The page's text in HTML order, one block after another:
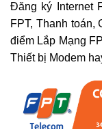
Đăng ký Internet
FPT, Thanh
điểm Lắp Mạng
Thiết bị Modem